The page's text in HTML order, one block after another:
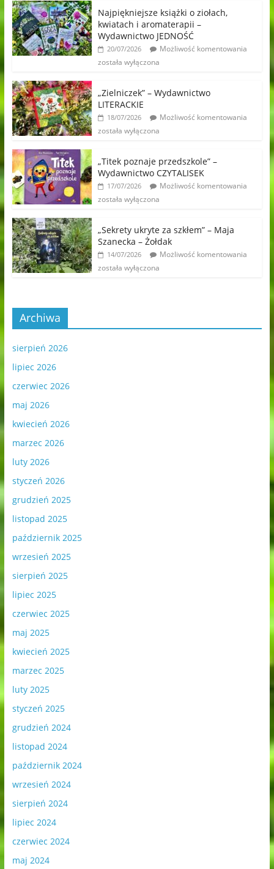
Najpiękniejsze książki o ziołach,
kwiatach i aromaterapii –
Wydawnictwo JEDNOŚĆ
20/07/2026
Możliwość komentowania
została wyłączona
„Zielniczek” – Wydawnictwo
LITERACKIE
18/07/2026
Możliwość komentowania
została wyłączona
„Titek poznaje przedszkole” –
Wydawnictwo CZYTALISEK
17/07/2026
Możliwość komentowania
została wyłączona
„Sekrety ukryte za szkłem” – Maja
Szanecka – Żołdak
14/07/2026
Możliwość komentowania
została wyłączona
Archiwa
sierpień 2026
lipiec 2026
czerwiec 2026
maj 2026
kwiecień 2026
marzec 2026
luty 2026
styczeń 2026
grudzień 2025
listopad 2025
październik 2025
wrzesień 2025
sierpień 2025
lipiec 2025
czerwiec 2025
maj 2025
kwiecień 2025
marzec 2025
luty 2025
styczeń 2025
grudzień 2024
listopad 2024
październik 2024
wrzesień 2024
sierpień 2024
lipiec 2024
czerwiec 2024
maj 2024